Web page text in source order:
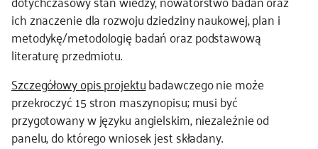
ich znaczenie dla rozwoju dziedziny naukowej, plan i
metodykę/metodologię badań oraz podstawową
literaturę przedmiotu.
Szczegółowy opis projektubadawczego nie może
przekroczyć 15 stron maszynopisu; musi być
przygotowany w języku angielskim, niezależnie od
panelu, do którego wniosek jest składany.